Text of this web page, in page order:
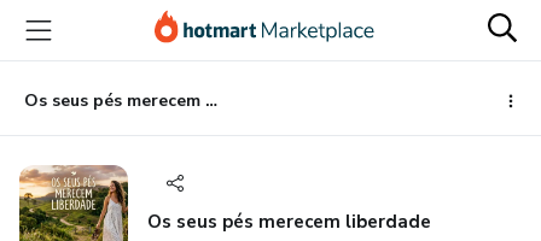
para
conteúdo
principal
para
pagamento
para
rodapé
Os seus pés merecem liberdade
Os seus pés merecem liberdade